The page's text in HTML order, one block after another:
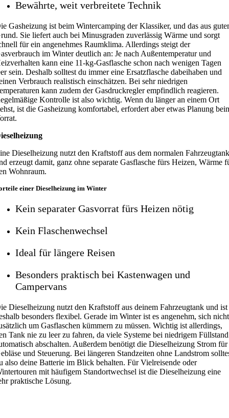
Bewährte, weit verbreitete Technik
Gasheizung ist beim Wintercamping der Klassiker, und das aus
Sie liefert auch bei Minusgraden zuverlässig Wärme und sorgt
für ein angenehmes Raumklima. Allerdings steigt der
im Winter deutlich an: Je nach Außentemperatur und
kann eine 11-kg-Gasflasche schon nach wenigen Tagen
sein. Deshalb solltest du immer eine Ersatzflasche dabeihaben und
Verbrauch realistisch einschätzen. Bei sehr niedrigen
kann zudem der Gasdruckregler empfindlich reagieren.
Kontrolle ist also wichtig. Wenn du länger an einem Ort
ist die Gasheizung komfortabel, erfordert aber etwas Planung
Dieselheizung nutzt den Kraftstoff aus dem normalen
erzeugt damit, ganz ohne separate Gasflasche fürs Heizen, Wärme
Wohnraum.
einer Dieselheizung im Winter
Kein separater Gasvorrat fürs Heizen nötig
Kein Flaschenwechsel
Ideal für längere Reisen
Besonders praktisch bei Kastenwagen und
Campervans
Dieselheizung nutzt den Kraftstoff aus deinem Fahrzeugtank und ist
besonders flexibel. Gerade im Winter ist es angenehm, sich nicht
um Gasflaschen kümmern zu müssen. Wichtig ist allerdings,
Tank nie zu leer zu fahren, da viele Systeme bei niedrigem Füllstand
abschalten. Außerdem benötigt die Dieselheizung Strom für
und Steuerung. Bei längeren Standzeiten ohne Landstrom
also deine Batterie im Blick behalten. Für Vielreisende oder
mit häufigem Standortwechsel ist die Dieselheizung eine
praktische Lösung.